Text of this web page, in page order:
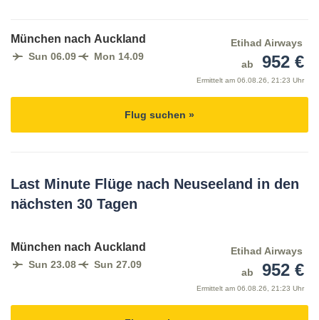
München nach Auckland
Sun 06.09 Mon 14.09
Etihad Airways
ab
952 €
Ermittelt am 06.08.26, 21:23 Uhr
Flug suchen »
Last Minute Flüge nach Neuseeland in den
nächsten 30 Tagen
München nach Auckland
Sun 23.08 Sun 27.09
Etihad Airways
ab
952 €
Ermittelt am 06.08.26, 21:23 Uhr